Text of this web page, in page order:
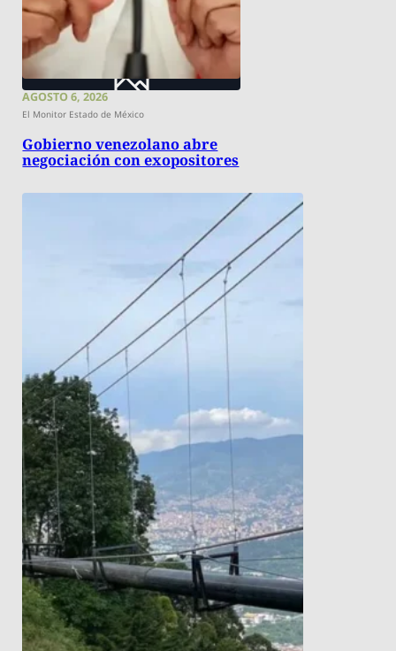
AGOSTO 6, 2026
El Monitor Estado de México
Gobierno venezolano abre
negociación con exopositores